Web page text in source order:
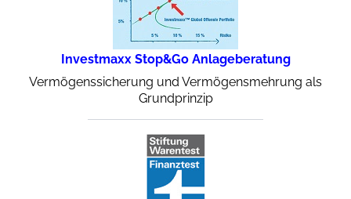
Investmaxx Stop&Go Anlageberatung
Vermögenssicherung und Vermögensmehrung als
Grundprinzip